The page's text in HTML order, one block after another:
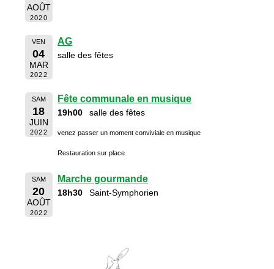
AOÛT
2020
VEN
04
MAR
2022
AG
salle des fêtes
SAM
18
JUIN
2022
Fête communale en musique
19h00 salle des fêtes
venez passer un moment conviviale en musique
Restauration sur place
SAM
20
AOÛT
2022
Marche gourmande
18h30 Saint-Symphorien